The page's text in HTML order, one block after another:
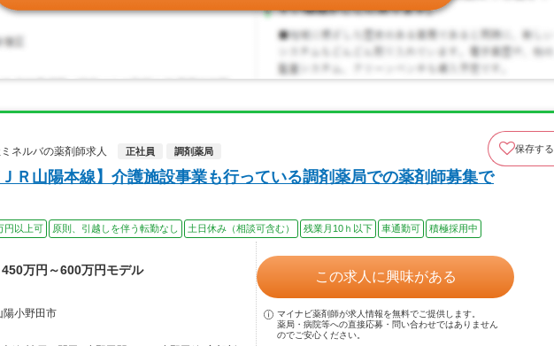
ネルバの薬剤師求人
正社員 調剤薬局 保存する
ＪＲ山陽本線】介護施設事業も行っている調剤薬局での薬剤師募集で
円以上可 原則、引越しを伴う転勤なし 土日休み（相談可含む） 残業月10ｈ以下 車通勤可 積極採用中
450万円～600万円モデル
陽小野田市
この求人に興味がある
マイナビ薬剤師が求人情報を無料でご提供します。
薬局・病院等への直接応募・問い合わせではありません
のでご安心ください。